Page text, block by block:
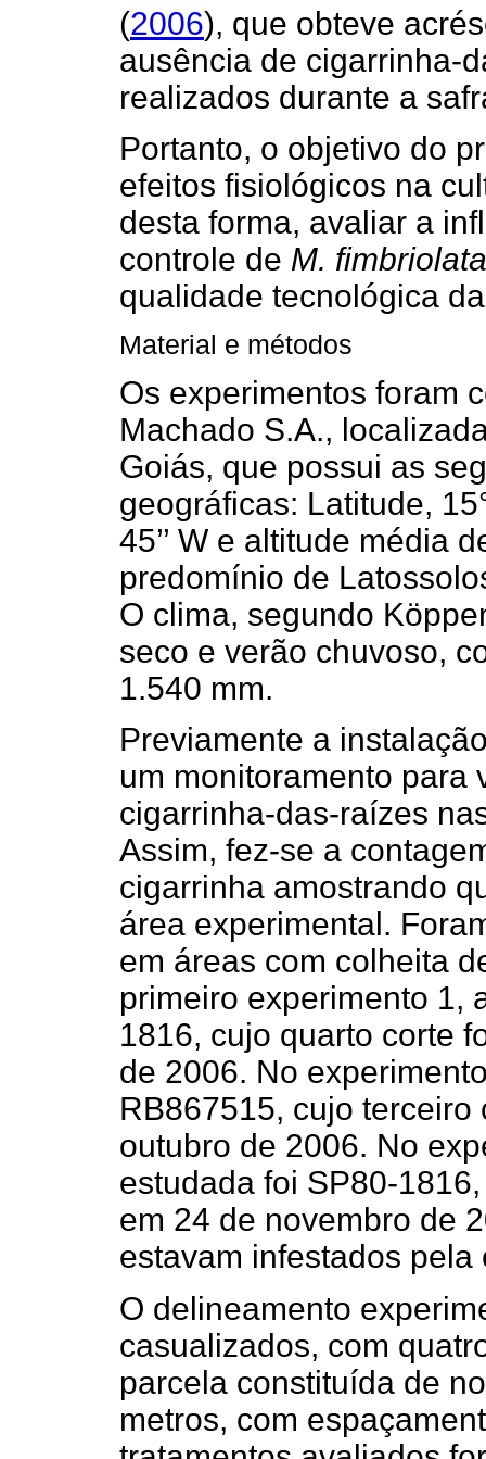
(2006), que obteve
ausência de cigarrinha-
realizados durante a
Portanto, o objetivo do
efeitos fisiológicos na
desta forma, avaliar a
controle de M. fimbriolata
qualidade tecnológica
Material e métodos
Os experimentos foram
Machado S.A.,
Goiás, que possui as
geográficas: Latitude,
45’’ W e altitude média
predomínio de
O clima, segundo
seco e verão chuvoso,
1.540 mm.
Previamente a
um monitoramento para
cigarrinha-das-raízes
Assim, fez-se a
cigarrinha amostrando
área experimental.
em áreas com colheita
primeiro experimento 1,
1816, cujo quarto corte
de 2006. No
RB867515, cujo
outubro de 2006. No
estudada foi SP80-
em 24 de novembro de
estavam infestados pela
O delineamento
casualizados, com
parcela constituída de
metros, com